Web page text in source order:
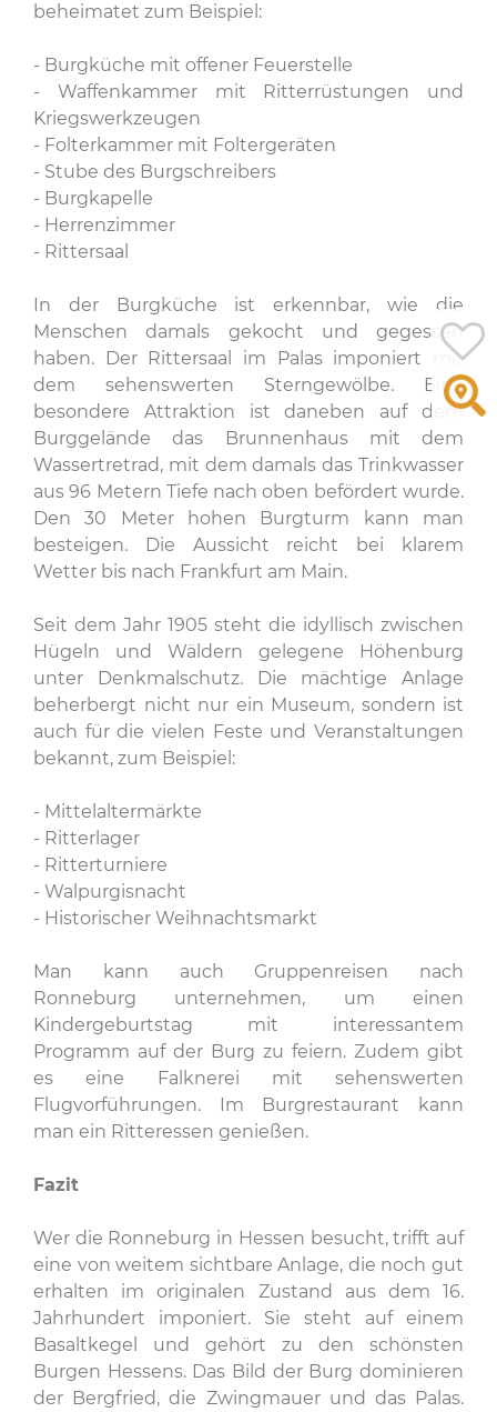
beheimatet zum Beispiel:
- Burgküche mit offener Feuerstelle
- Waffenkammer mit Ritterrüstungen und
Kriegswerkzeugen
- Folterkammer mit Foltergeräten
- Stube des Burgschreibers
- Burgkapelle
- Herrenzimmer
- Rittersaal
In der Burgküche ist erkennbar, wie die
Menschen damals gekocht und gegessen
haben. Der Rittersaal im Palas imponiert mit
dem sehenswerten Sterngewölbe. Eine
besondere Attraktion ist daneben auf dem
Burggelände das Brunnenhaus mit dem
Wassertretrad, mit dem damals das Trinkwasser
aus 96 Metern Tiefe nach oben befördert wurde.
Den 30 Meter hohen Burgturm kann man
besteigen. Die Aussicht reicht bei klarem
Wetter bis nach Frankfurt am Main.
Seit dem Jahr 1905 steht die idyllisch zwischen
Hügeln und Wäldern gelegene Höhenburg
unter Denkmalschutz. Die mächtige Anlage
beherbergt nicht nur ein Museum, sondern ist
auch für die vielen Feste und Veranstaltungen
bekannt, zum Beispiel:
- Mittelaltermärkte
- Ritterlager
- Ritterturniere
- Walpurgisnacht
- Historischer Weihnachtsmarkt
Man kann auch Gruppenreisen nach
Ronneburg unternehmen, um einen
Kindergeburtstag mit interessantem
Programm auf der Burg zu feiern. Zudem gibt
es eine Falknerei mit sehenswerten
Flugvorführungen. Im Burgrestaurant kann
man ein Ritteressen genießen.
Fazit
Wer die Ronneburg in Hessen besucht, trifft auf
eine von weitem sichtbare Anlage, die noch gut
erhalten im originalen Zustand aus dem 16.
Jahrhundert imponiert. Sie steht auf einem
Basaltkegel und gehört zu den schönsten
Burgen Hessens. Das Bild der Burg dominieren
der Bergfried, die Zwingmauer und das Palas.